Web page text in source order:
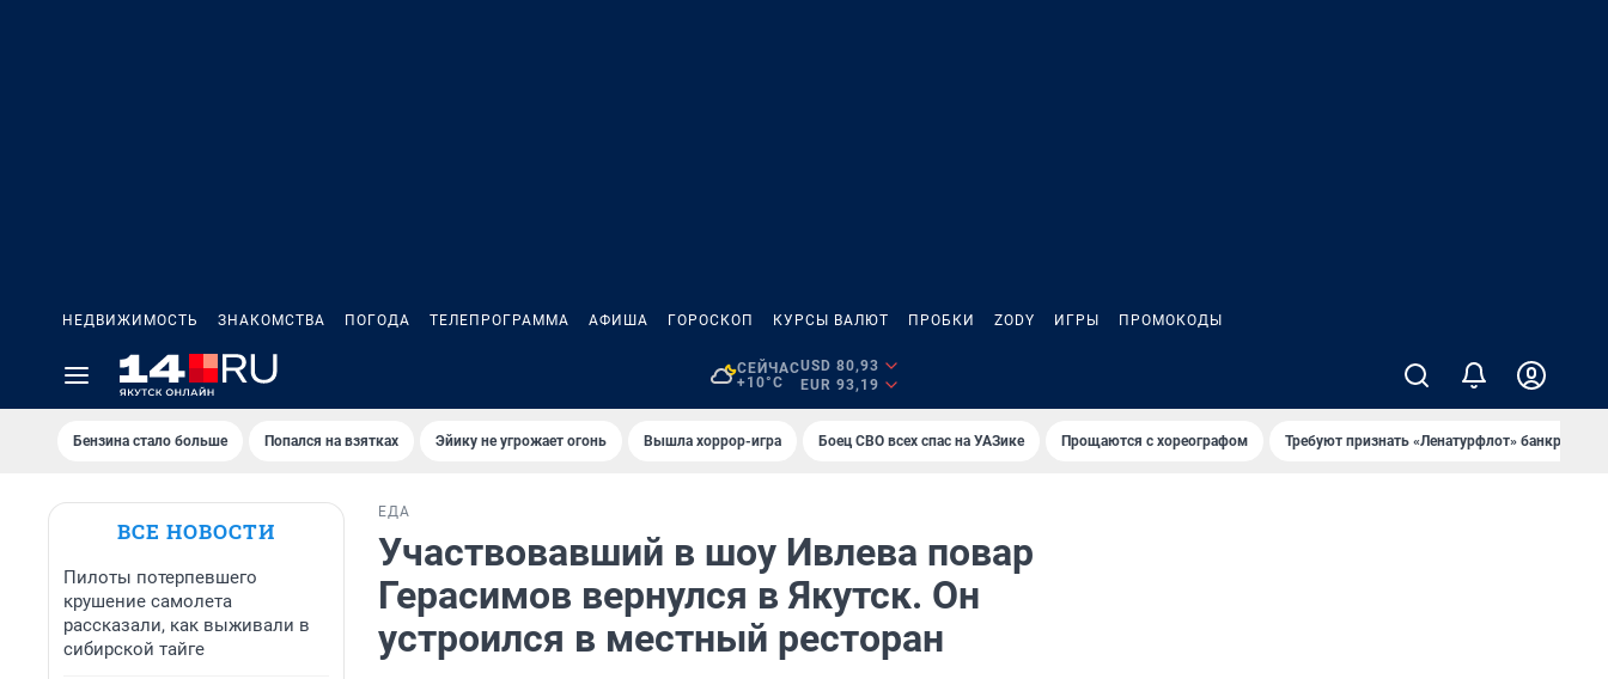
НЕДВИЖИМОСТЬ ЗНАКОМСТВА ПОГОДА ТЕЛЕПРОГРАММА АФИША ГОРОСКОП КУРСЫ ВАЛЮТ ПРОБКИ ZODY ИГРЫ ПРОМОКОДЫ
СЕЙЧАС
+10°C
USD 80,93
EUR 93,19
Бензина стало больше Попался на взятках Эйику не угрожает огонь Вышла хоррор-игра Боец СВО всех спас на УАЗике Прощаются с хореографом Требуют признать «Ленатурфлот» банкротом
ВСЕ НОВОСТИ
Пилоты потерпевшего
крушение самолета
рассказали, как выживали в
сибирской тайге
ЕДА
Участвовавший в шоу Ивлева повар
Герасимов вернулся в Якутск. Он
устроился в местный ресторан